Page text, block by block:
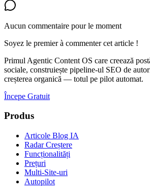
Aucun commentaire pour le moment
Soyez le premier à commenter cet article !
Primul Agentic Content OS care creează
sociale, construiește pipeline-ul SEO de
creșterea organică — totul pe pilot automat.
Începe Gratuit
Produs
Articole Blog IA
Radar Creștere
Funcționalități
Prețuri
Multi-Site-uri
Autopilot